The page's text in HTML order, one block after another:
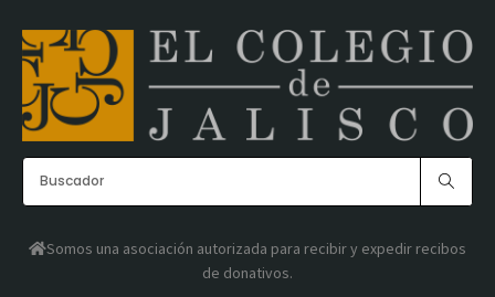
Somos una asociación autorizada para recibir y expedir recibos
de donativos.